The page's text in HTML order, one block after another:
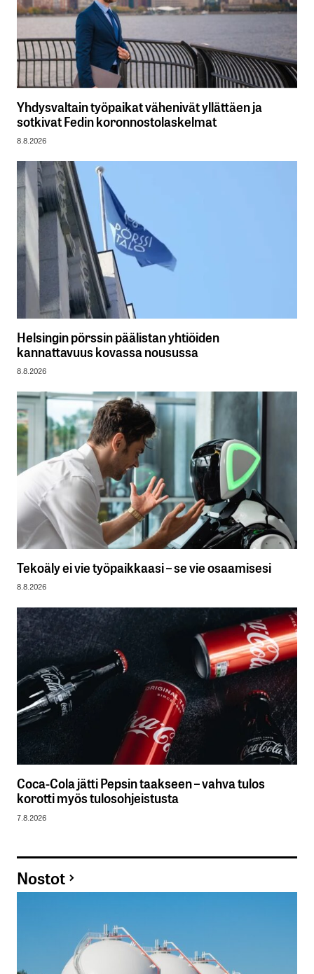
Yhdysvaltain työpaikat vähenivät yllättäen ja
sotkivat Fedin koronnostolaskelmat
8.8.2026
Helsingin pörssin päälistan yhtiöiden
kannattavuus kovassa nousussa
8.8.2026
Tekoäly ei vie työpaikkaasi – se vie osaamisesi
8.8.2026
Coca-Cola jätti Pepsin taakseen – vahva tulos
korotti myös tulosohjeistusta
7.8.2026
Nostot